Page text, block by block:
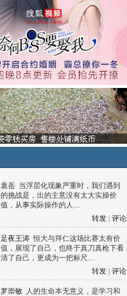
袁岳 当浮层化现象严重时，我们遇到
的挑战是，出的主意没有太大实操价
值，从事实际操作的人…
转发
评论
足夜王涛 恒大与拜仁这场比赛太有价
值，展现了自己，也终于真刀真枪下看
清了自己，更成为一把标尺…
转发
评论
罗崇敏 人的生命本无意义，是学习和